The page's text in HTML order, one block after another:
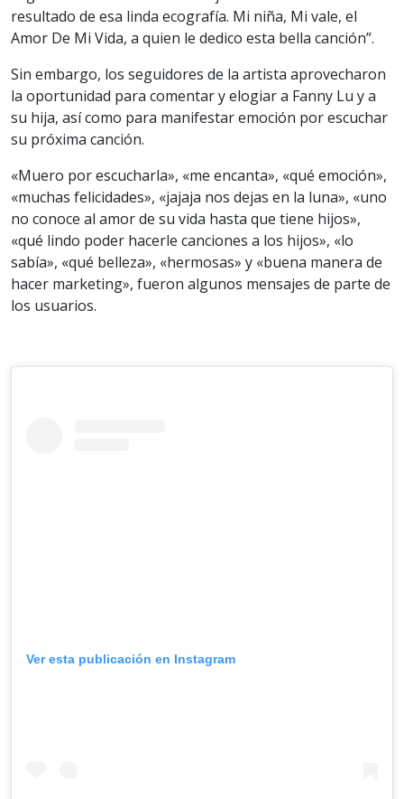
resultado de esa linda ecografía. Mi niña, Mi vale, el
Amor De Mi Vida, a quien le dedico esta bella canción”.
Sin embargo, los seguidores de la artista aprovecharon
la oportunidad para comentar y elogiar a Fanny Lu y a
su hija, así como para manifestar emoción por escuchar
su próxima canción.
«Muero por escucharla», «me encanta», «qué emoción»,
«muchas felicidades», «jajaja nos dejas en la luna», «uno
no conoce al amor de su vida hasta que tiene hijos»,
«qué lindo poder hacerle canciones a los hijos», «lo
sabía», «qué belleza», «hermosas» y «buena manera de
hacer marketing», fueron algunos mensajes de parte de
los usuarios.
Ver esta publicación en Instagram